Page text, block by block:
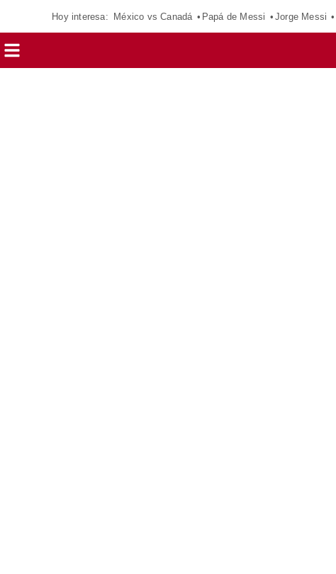
Hoy interesa: México vs Canadá Papá de Messi Jorge Messi